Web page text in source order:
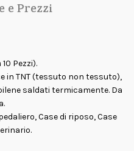
e Prezzi
Pezzi).
in TNT (tessuto non tessuto),
saldati termicamente. Da
Case di riposo, Case